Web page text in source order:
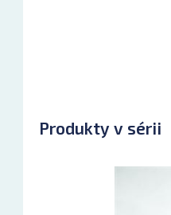
Produkty v sérii